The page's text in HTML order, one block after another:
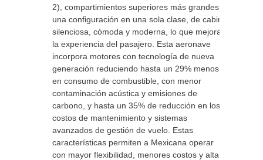
2), compartimientos superiores más grandes y
una configuración en una sola clase, de cabina
silenciosa, cómoda y moderna, lo que mejora
la experiencia del pasajero. Esta aeronave
incorpora motores con tecnología de nueva
generación reduciendo hasta un 29% menos
en consumo de combustible, con menor
contaminación acústica y emisiones de
carbono, y hasta un 35% de reducción en los
costos de mantenimiento y sistemas
avanzados de gestión de vuelo. Estas
características permiten a Mexicana operar
con mayor flexibilidad, menores costos y alta